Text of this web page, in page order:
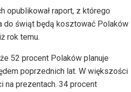
opublikował raport, z którego
do świąt będą kosztować Polaków
rok temu.
52 procent Polaków planuje
poprzednich lat. W większości
na prezentach. 34 procent